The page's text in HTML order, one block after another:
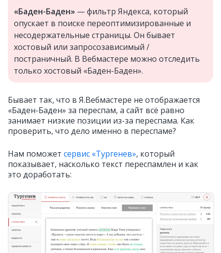
«Баден-Баден» — фильтр Яндекса, который
опускает в поиске переоптимизированные и
несодержательные страницы. Он бывает
хостовый или запросозависимый /
постраничный. В Вебмастере можно отследить
только хостовый «Баден-Баден».
Бывает так, что в Я.Вебмастере не отображается
«Баден-Баден» за переспам, а сайт всё равно
занимает низкие позиции из-за переспама. Как
проверить, что дело именно в переспаме?
Нам поможет сервис «Тургенев», который
показывает, насколько текст переспамлен и как
это доработать: